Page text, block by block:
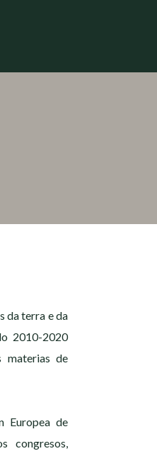
da terra e da
2010-2020
materias de
Europea de
congresos,